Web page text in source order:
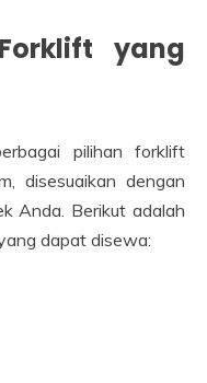
yang
pilihan forklift
disesuaikan dengan
Anda. Berikut adalah
dapat disewa: